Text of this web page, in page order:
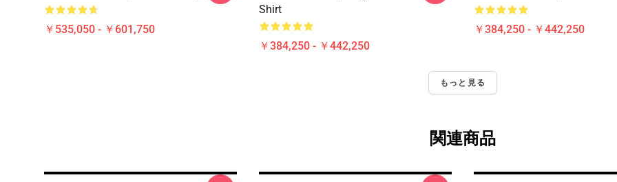
￥535,050 - ￥601,750
Shirt
￥384,250 - ￥442,250
￥384,250 - ￥442,250
もっと見る
関連商品